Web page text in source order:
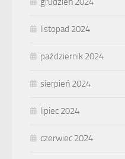
listopad 2024
październik 2024
sierpień 2024
lipiec 2024
czerwiec 2024